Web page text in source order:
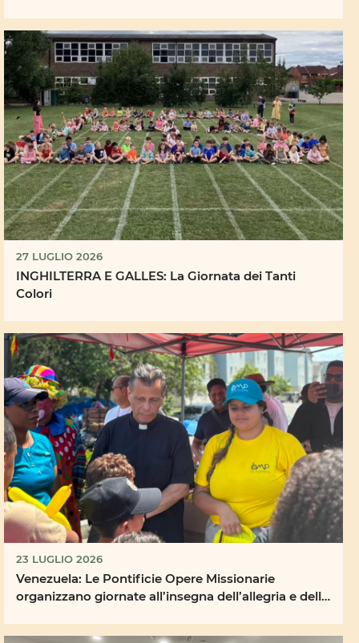
27 LUGLIO 2026
INGHILTERRA E GALLES: La Giornata dei Tanti
Colori
23 LUGLIO 2026
Venezuela: Le Pontificie Opere Missionarie
organizzano giornate all’insegna dell’allegria e della